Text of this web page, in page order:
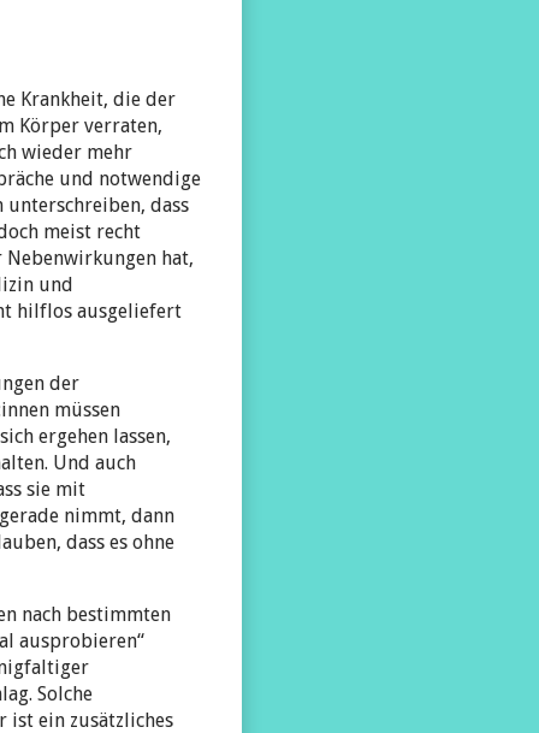
Krankheit, die der
Körper verraten,
wieder mehr
und notwendige
unterschreiben, dass
meist recht
hat,
und
hilflos ausgeliefert
der
müssen
ergehen lassen,
Und auch
sie mit
nimmt, dann
dass es ohne
nach bestimmten
ausprobieren“
Solche
ist ein zusätzliches